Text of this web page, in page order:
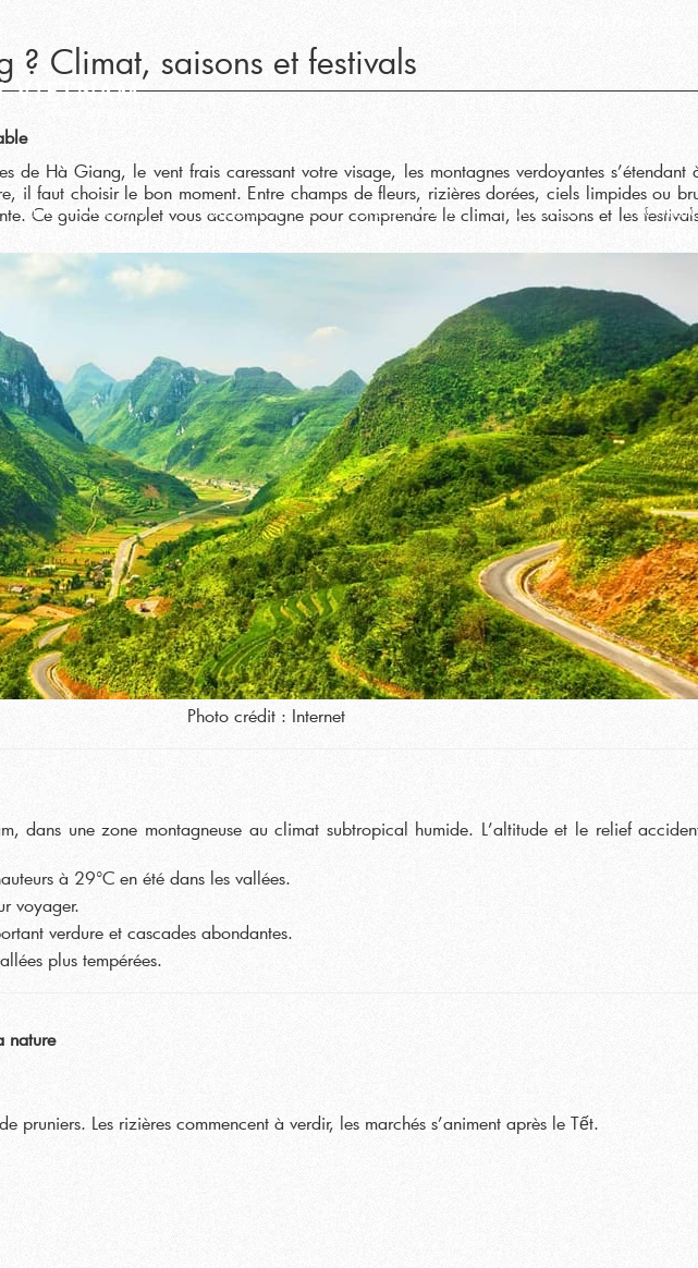
Excursions à
Excursions à
Excursions
Excursions
Climat, saisons et festivals
de Hà Giang, le vent frais caressant votre visage, les montagnes verdoyantes
il faut choisir le bon moment. Entre champs de fleurs, rizières dorées, ciels limpides ou
Ce guide complet vous accompagne pour comprendre le climat, les saisons et les
Photo crédit : Internet
dans une zone montagneuse au climat subtropical humide. L’altitude et le relief
à 29°C en été dans les vallées.
voyager.
verdure et cascades abondantes.
plus tempérées.
nature
pruniers. Les rizières commencent à verdir, les marchés s’animent après le Tết.